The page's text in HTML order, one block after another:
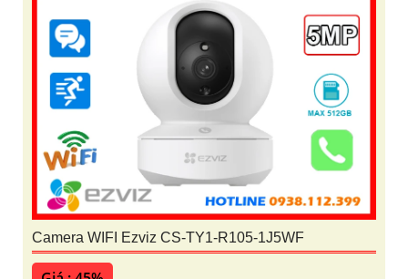
Camera WIFI Ezviz CS-TY1-R105-1J5WF